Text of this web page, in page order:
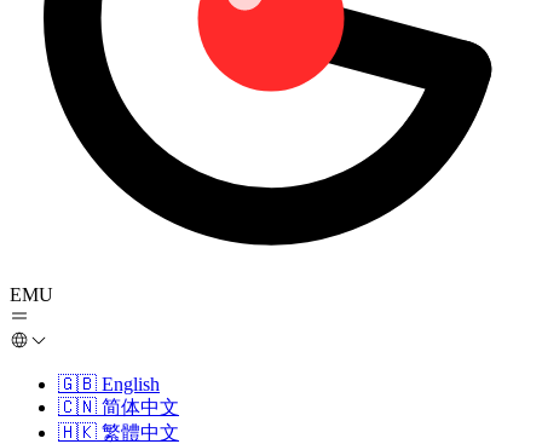
EMU
🇬🇧 English
🇨🇳 简体中文
🇭🇰 繁體中文